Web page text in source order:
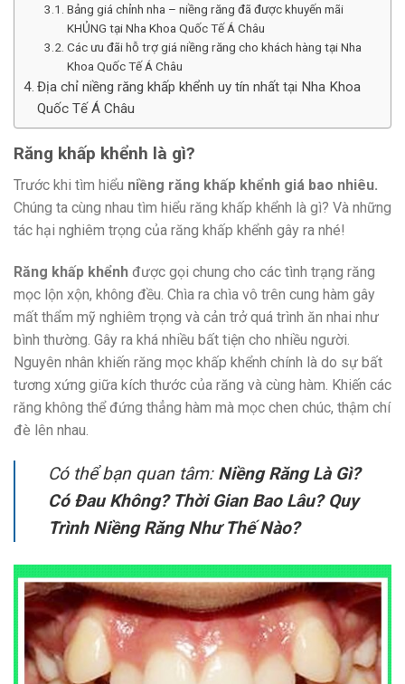
Bảng giá chỉnh nha – niềng răng đã được khuyến mãi
KHỦNG tại Nha Khoa Quốc Tế Á Châu
Các ưu đãi hỗ trợ giá niềng răng cho khách hàng tại Nha
Khoa Quốc Tế Á Châu
Địa chỉ niềng răng khấp khểnh uy tín nhất tại Nha Khoa
Quốc Tế Á Châu
Răng khấp khểnh là gì?
Trước khi tìm hiểu niềng răng khấp khểnh giá bao nhiêu.
Chúng ta cùng nhau tìm hiểu răng khấp khểnh là gì? Và những
tác hại nghiêm trọng của răng khấp khểnh gây ra nhé!
Răng khấp khểnh được gọi chung cho các tình trạng răng
mọc lộn xộn, không đều. Chìa ra chìa vô trên cung hàm gây
mất thẩm mỹ nghiêm trọng và cản trở quá trình ăn nhai như
bình thường. Gây ra khá nhiều bất tiện cho nhiều người.
Nguyên nhân khiến răng mọc khấp khểnh chính là do sự bất
tương xứng giữa kích thước của răng và cùng hàm. Khiến các
răng không thể đứng thẳng hàm mà mọc chen chúc, thậm chí
đè lên nhau.
Có thể bạn quan tâm:Niềng Răng Là Gì?
Có Đau Không? Thời Gian Bao Lâu? Quy
Trình Niềng Răng Như Thế Nào?